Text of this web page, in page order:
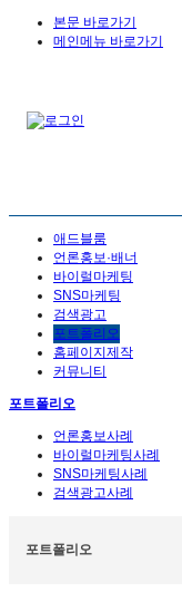
본문 바로가기
메인메뉴 바로가기
애드블룸
언론홍보·배너
바이럴마케팅
SNS마케팅
검색광고
포트폴리오
홈페이지제작
커뮤니티
포트폴리오
언론홍보사례
바이럴마케팅사례
SNS마케팅사례
검색광고사례
포트폴리오